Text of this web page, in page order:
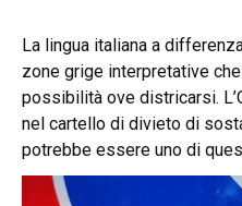
La lingua italiana a
zone grige interpretative
possibilità ove districarsi.
nel cartello di divieto di
potrebbe essere uno di